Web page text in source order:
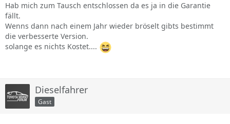
Hab mich zum Tausch entschlossen da es ja in die Garantie
fällt.
Wenns dann nach einem Jahr wieder bröselt gibts bestimmt
die verbesserte Version.
solange es nichts Kostet....
Dieselfahrer
Gast